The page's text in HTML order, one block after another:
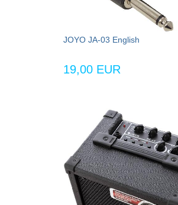
JOYO JA-03 English
19,00 EUR